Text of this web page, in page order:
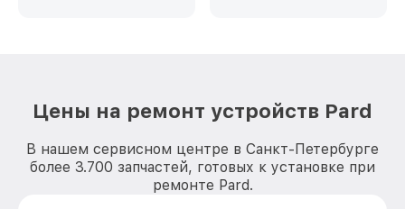
Цены на ремонт устройств Pard
В нашем сервисном центре в Санкт-Петербурге
более 3.700 запчастей, готовых к установке при
ремонте Pard.